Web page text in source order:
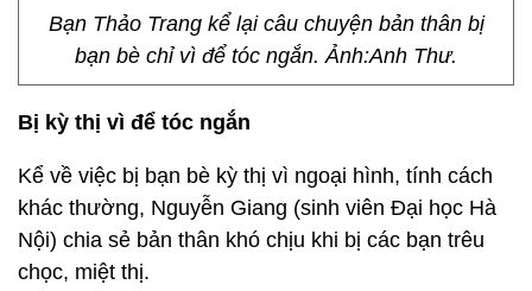
Bạn Thảo Trang kể lại câu chuyện bản thân bị
bạn bè chỉ vì để tóc ngắn. Ảnh:Anh Thư.
Bị kỳ thị vì để tóc ngắn
Kể về việc bị bạn bè kỳ thị vì ngoại hình, tính cách
khác thường, Nguyễn Giang (sinh viên Đại học Hà
Nội) chia sẻ bản thân khó chịu khi bị các bạn trêu
chọc, miệt thị.